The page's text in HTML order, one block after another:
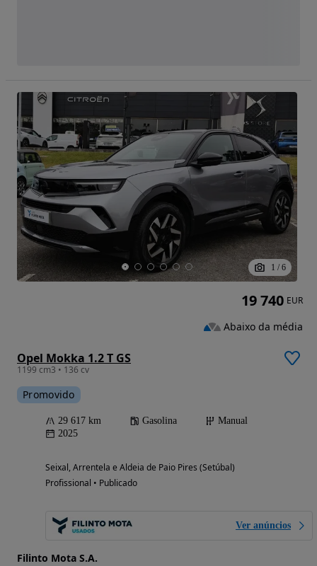
1 / 6
Opel Mokka 1.2 T GS
1199 cm3 • 136 cv
Promovido
29 617 km Gasolina
Manual
2025
Seixal, Arrentela e Aldeia de Paio Pires (Setúbal)
Profissional • Publicado
Ver anúncios
Filinto Mota S.A.
19 740 EUR
Abaixo da média